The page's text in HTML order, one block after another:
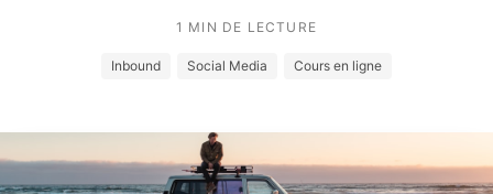
1 MIN DE LECTURE
Inbound Social Media Cours en ligne